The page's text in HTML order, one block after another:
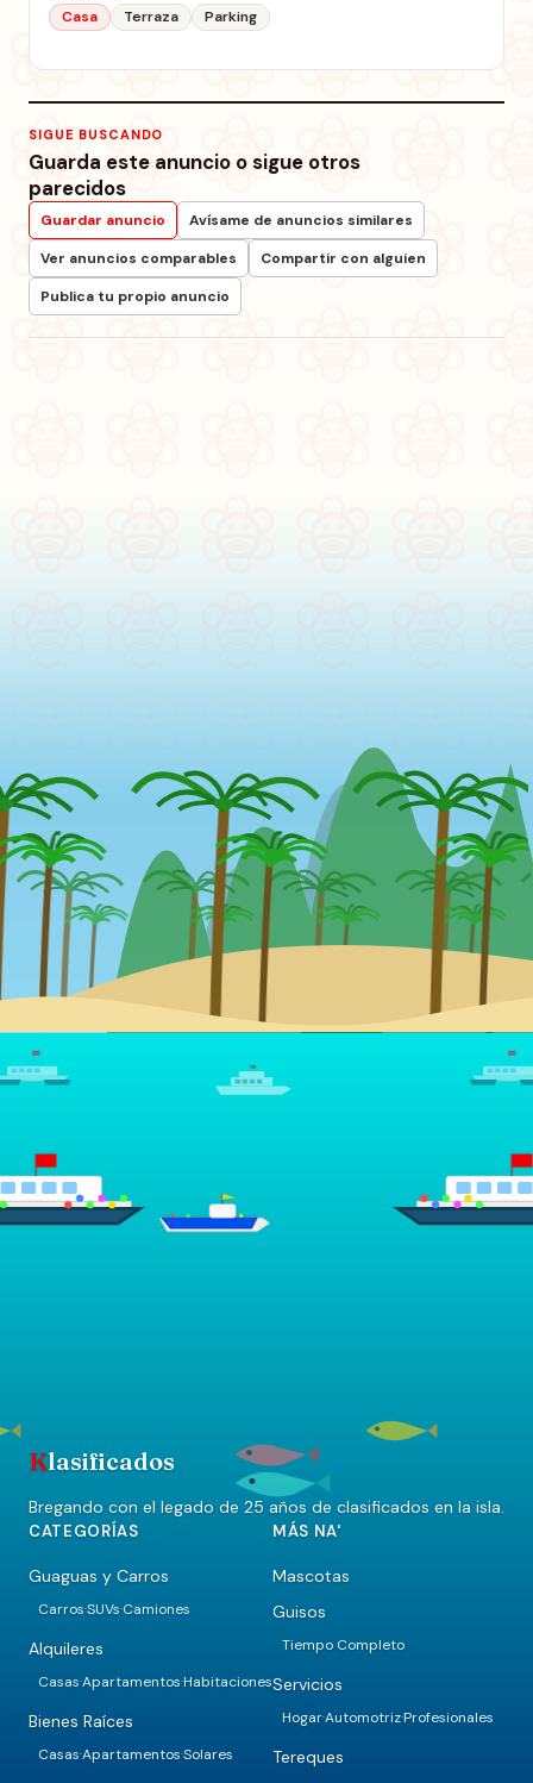
Casa Terraza Parking
SIGUE BUSCANDO
Guarda este anuncio o sigue otros
parecidos
Guardar anuncio
Avísame de anuncios similares
Ver anuncios comparables
Compartir con alguien
Publica tu propio anuncio
Klasificados
Bregando con el legado de 25 años de clasificados en la isla.
CATEGORÍAS
Guaguas y Carros
Carros·SUVs·Camiones
Alquileres
Casas·Apartamentos·Habitaciones
Bienes Raíces
Casas·Apartamentos·Solares
MÁS NA'
Mascotas
Guisos
Tiempo Completo
Servicios
Hogar·Automotriz·Profesionales
Tereques